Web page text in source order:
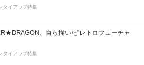
タイアップ特集
、自ら描いた”レトロフューチャ
タイアップ特集